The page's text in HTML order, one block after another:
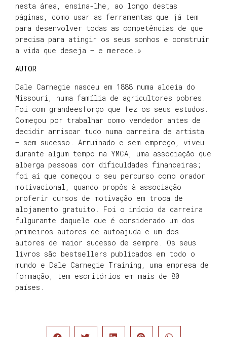
nesta área, ensina-lhe, ao longo destas
páginas, como usar as ferramentas que já tem
para desenvolver todas as competências de que
precisa para atingir os seus sonhos e construir
a vida que deseja – e merece.»
AUTOR
Dale Carnegie nasceu em 1888 numa aldeia do
Missouri, numa família de agricultores pobres.
Foi com grandeesforço que fez os seus estudos.
Começou por trabalhar como vendedor antes de
decidir arriscar tudo numa carreira de artista
– sem sucesso. Arruinado e sem emprego, viveu
durante algum tempo na YMCA, uma associação que
alberga pessoas com dificuldades financeiras;
foi aí que começou o seu percurso como orador
motivacional, quando propôs à associação
proferir cursos de motivação em troca de
alojamento gratuito. Foi o início da carreira
fulgurante daquele que é considerado um dos
primeiros autores de autoajuda e um dos
autores de maior sucesso de sempre. Os seus
livros são bestsellers publicados em todo o
mundo e Dale Carnegie Training, uma empresa de
formação, tem escritórios em mais de 80
países.